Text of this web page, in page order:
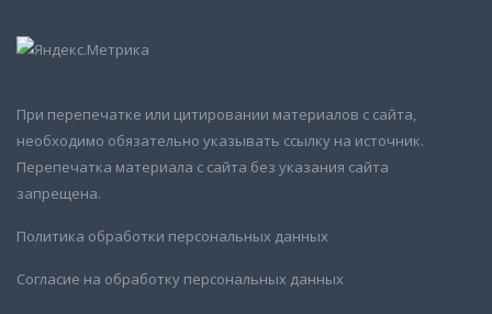
При перепечатке или цитировании материалов с сайта,
необходимо обязательно указывать ссылку на источник.
Перепечатка материала с сайта без указания сайта
запрещена.
Политика обработки персональных данных
Согласие на обработку персональных данных